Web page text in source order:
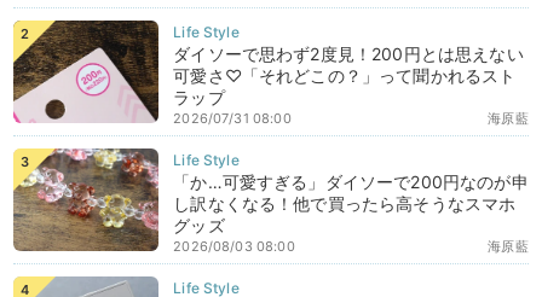
ダイソーで思わず2度見！200円とは思えない
可愛さ♡「それどこの？」って聞かれるスト
ラップ
海原藍
2026/07/31 08:00
「か…可愛すぎる」ダイソーで200円なのが申
し訳なくなる！他で買ったら高そうなスマホ
グッズ
海原藍
2026/08/03 08:00